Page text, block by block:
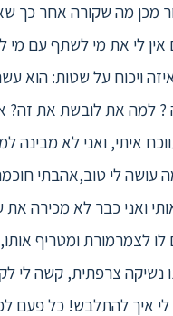
מכן מה שקורה אחר כך
אין לי את מי לשתף עם
למה את לובשת את זה?
איתי, ואני לא מבינה
עושה לי טוב,אהבתי
ואני כבר לא מכירה את
נשיקה צרפתית, קשה לי
איך להתלבש! כל פעם